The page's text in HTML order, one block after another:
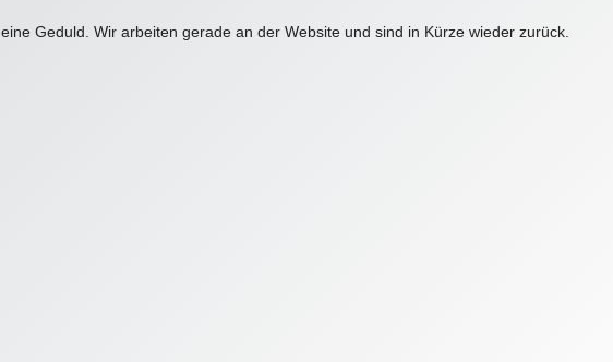
Geduld. Wir arbeiten gerade an der Website und sind in Kürze wieder zurück.